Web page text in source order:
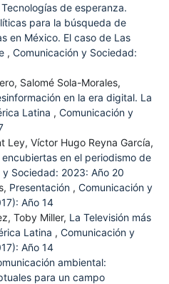
Tecnologías de esperanza.
para la búsqueda de
en México. El caso de Las
, Comunicación y Sociedad:
Salomé Sola-Morales,
en la era digital. La
Latina , Comunicación y
Ley, Víctor Hugo Reyna García,
en el periodismo de
y Sociedad: 2023: Año 20
Presentación , Comunicación y
Año 14
Toby Miller, La Televisión más
Latina , Comunicación y
Año 14
ambiental:
para un campo